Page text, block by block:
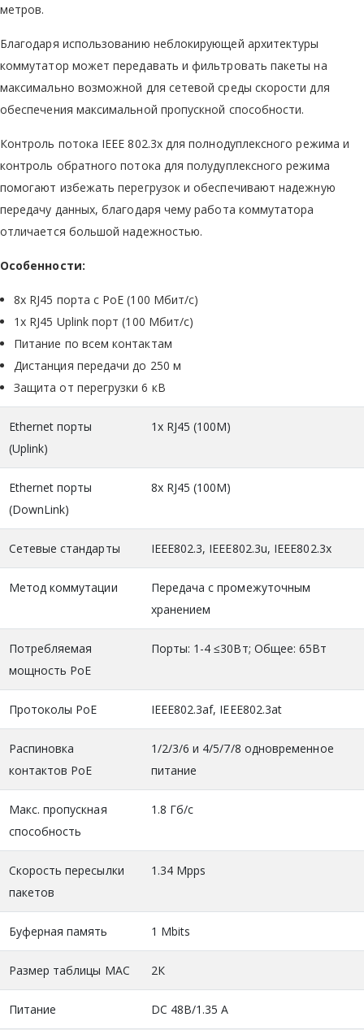
метров.
Благодаря использованию неблокирующей архитектуры
коммутатор может передавать и фильтровать пакеты на
максимально возможной для сетевой среды скорости для
обеспечения максимальной пропускной способности.
Контроль потока IEEE 802.3x для полнодуплексного режима и
контроль обратного потока для полудуплексного режима
помогают избежать перегрузок и обеспечивают надежную
передачу данных, благодаря чему работа коммутатора
отличается большой надежностью.
Особенности:
8х RJ45 порта с PoE (100 Мбит/с)
1х RJ45 Uplink порт (100 Мбит/с)
Питание по всем контактам
Дистанция передачи до 250 м
Защита от перегрузки 6 кВ
Ethernet порты
(Uplink)
1х RJ45 (100M)
Ethernet порты
(DownLink)
8x RJ45 (100M)
Сетевые стандарты IEEE802.3, IEEE802.3u, IEEE802.3x
Метод коммутации
Передача с промежуточным
хранением
Потребляемая
мощность PoE
Порты: 1-4 ≤30Вт; Общее: 65Вт
Протоколы PoE IEEE802.3af, IEEE802.3at
Распиновка
контактов PoE
1/2/3/6 и 4/5/7/8 одновременное
питание
Макс. пропускная
способность
1.8 Гб/с
Скорость пересылки
пакетов
1.34 Mpps
Буферная память 1 Mbits
Размер таблицы MAC 2К
Питание DC 48В/1.35 А